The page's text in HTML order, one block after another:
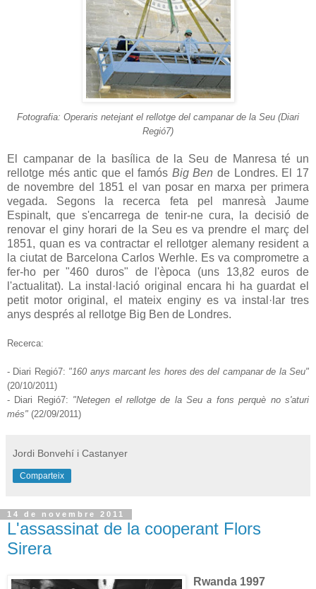
Fotografia: Operaris netejant el rellotge del campanar de la Seu (Diari
Regió7)
El campanar de la basílica de la Seu de Manresa té un
rellotge més antic que el famós Big Ben de Londres. El 17
de novembre del 1851 el van posar en marxa per primera
vegada. Segons la recerca feta pel manresà Jaume
Espinalt, que s'encarrega de tenir-ne cura, la decisió de
renovar el giny horari de la Seu es va prendre el març del
1851, quan es va contractar el rellotger alemany resident a
la ciutat de Barcelona Carlos Werhle. Es va comprometre a
fer-ho per "460 duros" de l'època (uns 13,82 euros de
l'actualitat). La instal·lació original encara hi ha guardat el
petit motor original, el mateix enginy es va instal·lar tres
anys després al rellotge Big Ben de Londres.
Recerca:
- Diari Regió7: "160 anys marcant les hores des del campanar de la Seu"
(20/10/2011)
- Diari Regió7: "Netegen el rellotge de la Seu a fons perquè no s'aturi
més" (22/09/2011)
Jordi Bonvehí i Castanyer
Comparteix
14 de novembre 2011
L'assassinat de la cooperant Flors
Sirera
Rwanda 1997